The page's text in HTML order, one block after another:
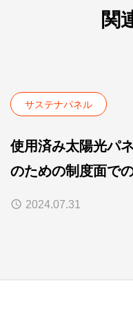
関
サステナパネル
使用済み太陽光パ
のための制度面で
ます
2024.07.31